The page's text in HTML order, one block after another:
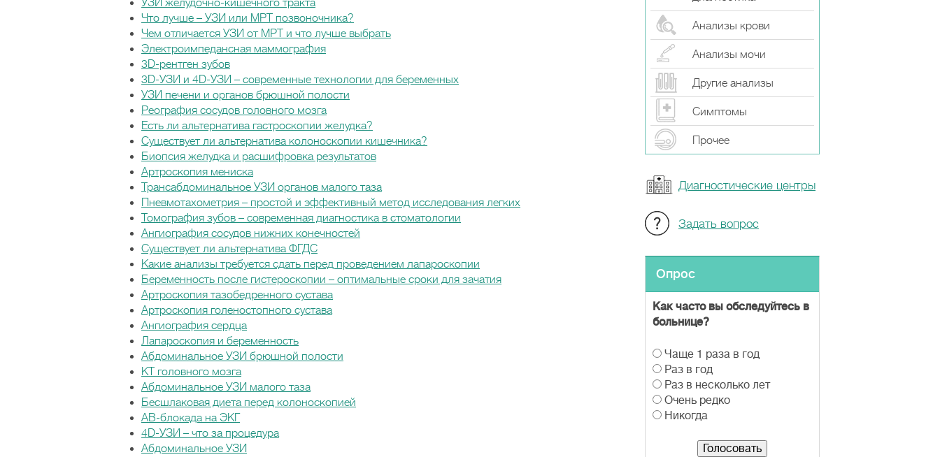
УЗИ желудочно-кишечного тракта
Что лучше – УЗИ или МРТ позвоночника?
Чем отличается УЗИ от МРТ и что лучше выбрать
Электроимпедансная маммография
3D-рентген зубов
3D-УЗИ и 4D-УЗИ – современные технологии для беременных
УЗИ печени и органов брюшной полости
Реография сосудов головного мозга
Есть ли альтернатива гастроскопии желудка?
Существует ли альтернатива колоноскопии кишечника?
Биопсия желудка и расшифровка результатов
Артроскопия мениска
Трансабдоминальное УЗИ органов малого таза
Пневмотахометрия – простой и эффективный метод исследования легких
Томография зубов – современная диагностика в стоматологии
Ангиография сосудов нижних конечностей
Существует ли альтернатива ФГДС
Какие анализы требуется сдать перед проведением лапароскопии
Беременность после гистероскопии – оптимальные сроки для зачатия
Артроскопия тазобедренного сустава
Артроскопия голеностопного сустава
Ангиография сердца
Лапароскопия и беременность
Абдоминальное УЗИ брюшной полости
КТ головного мозга
Абдоминальное УЗИ малого таза
Бесшлаковая диета перед колоноскопией
АВ-блокада на ЭКГ
4D-УЗИ – что за процедура
Абдоминальное УЗИ
Анализы крови
Анализы мочи
Другие анализы
Симптомы
Прочeе
Диагностические центры
Задать вопрос
Опрос
Как часто вы обследуйтесь в
больнице?
В
а
р
и
а
Чаще 1 раза в год
Раз в год
Раз в несколько лет
Очень редко
Никогда